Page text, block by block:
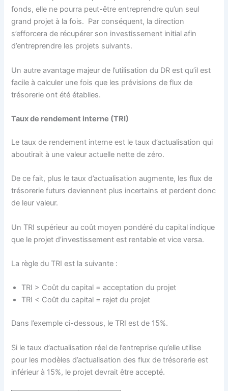
fonds, elle ne pourra peut-être entreprendre qu’un seul
grand projet à la fois. Par conséquent, la direction
s’efforcera de récupérer son investissement initial afin
d’entreprendre les projets suivants.
Un autre avantage majeur de l’utilisation du DR est qu’il est
facile à calculer une fois que les prévisions de flux de
trésorerie ont été établies.
Taux de rendement interne (TRI)
Le taux de rendement interne est le taux d’actualisation qui
aboutirait à une valeur actuelle nette de zéro.
De ce fait, plus le taux d’actualisation augmente, les flux de
trésorerie futurs deviennent plus incertains et perdent donc
de leur valeur.
Un TRI supérieur au coût moyen pondéré du capital indique
que le projet d’investissement est rentable et vice versa.
La règle du TRI est la suivante :
TRI > Coût du capital = acceptation du projet
TRI < Coût du capital = rejet du projet
Dans l’exemple ci-dessous, le TRI est de 15%.
Si le taux d’actualisation réel de l’entreprise qu’elle utilise
pour les modèles d’actualisation des flux de trésorerie est
inférieur à 15%, le projet devrait être accepté.